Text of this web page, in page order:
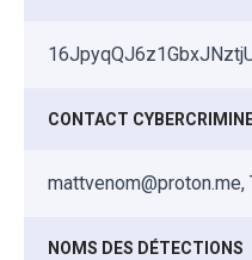
CONTACT
mattvenom@proton.me,
NOMS DES DÉTECTIONS